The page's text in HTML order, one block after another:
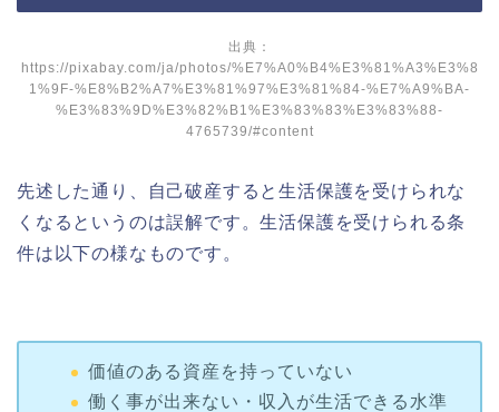
出典：
https://pixabay.com/ja/photos/%E7%A0%B4%E3%81%A3%E3%8
1%9F-%E8%B2%A7%E3%81%97%E3%81%84-%E7%A9%BA-
%E3%83%9D%E3%82%B1%E3%83%83%E3%83%88-
4765739/#content
先述した通り、自己破産すると生活保護を受けられな
くなるというのは誤解です。生活保護を受けられる条
件は以下の様なものです。
価値のある資産を持っていない
働く事が出来ない・収入が生活できる水準